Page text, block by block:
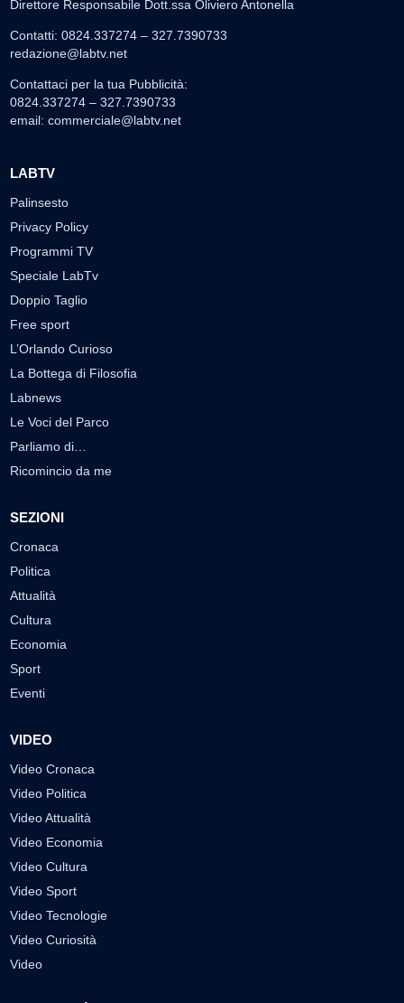
Direttore Responsabile Dott.ssa Oliviero Antonella
Contatti: 0824.337274 – 327.7390733
redazione@labtv.net
Contattaci per la tua Pubblicità:
0824.337274 – 327.7390733
email: commerciale@labtv.net
LABTV
Palinsesto
Privacy Policy
Programmi TV
Speciale LabTv
Doppio Taglio
Free sport
L’Orlando Curioso
La Bottega di Filosofia
Labnews
Le Voci del Parco
Parliamo di…
Ricomincio da me
SEZIONI
Cronaca
Politica
Attualità
Cultura
Economia
Sport
Eventi
VIDEO
Video Cronaca
Video Politica
Video Attualità
Video Economia
Video Cultura
Video Sport
Video Tecnologie
Video Curiosità
Video